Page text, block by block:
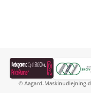
© Aagard-